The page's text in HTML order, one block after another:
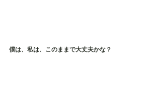
僕は、私は、このままで大丈夫かな？